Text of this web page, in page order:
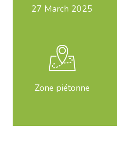
27 March 2025
Zone piétonne